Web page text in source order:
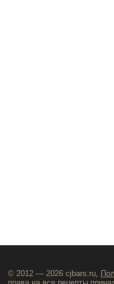
© 2012 — 2026 cjbars.ru,